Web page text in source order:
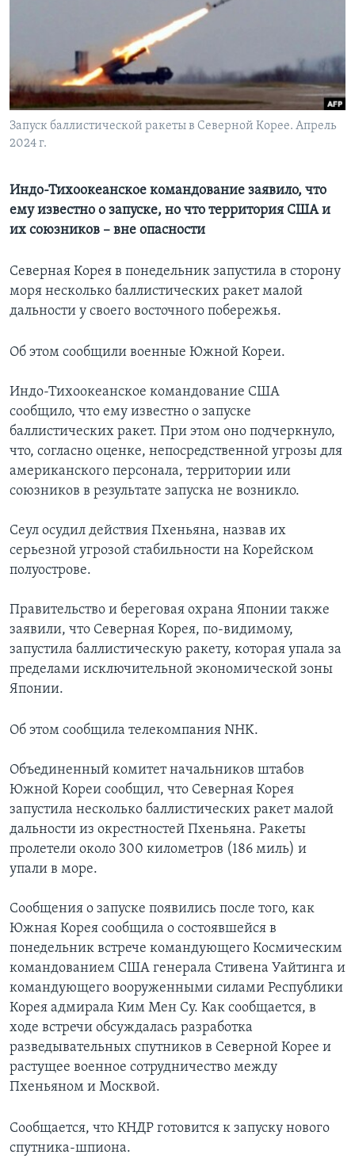
СОЦИАЛЬНЫЕ СЕТИ
Языки
Запуск баллистической ракеты в Северной Корее. Апрель
2024 г.
Индо-Тихоокеанское командование заявило, что
ему известно о запуске, но что территория США и
их союзников – вне опасности
Северная Корея в понедельник запустила в сторону
моря несколько баллистических ракет малой
дальности у своего восточного побережья.
Об этом сообщили военные Южной Кореи.
Индо-Тихоокеанское командование США
сообщило, что ему известно о запуске
баллистических ракет. При этом оно подчеркнуло,
что, согласно оценке, непосредственной угрозы для
американского персонала, территории или
союзников в результате запуска не возникло.
Сеул осудил действия Пхеньяна, назвав их
серьезной угрозой стабильности на Корейском
полуострове.
Правительство и береговая охрана Японии также
заявили, что Северная Корея, по-видимому,
запустила баллистическую ракету, которая упала за
пределами исключительной экономической зоны
Японии.
Об этом сообщила телекомпания NHK.
Объединенный комитет начальников штабов
Южной Кореи сообщил, что Северная Корея
запустила несколько баллистических ракет малой
дальности из окрестностей Пхеньяна. Ракеты
пролетели около 300 километров (186 миль) и
упали в море.
Сообщения о запуске появились после того, как
Южная Корея сообщила о состоявшейся в
понедельник встрече командующего Космическим
командованием США генерала Стивена Уайтинга и
командующего вооруженными силами Республики
Корея адмирала Ким Мен Су. Как сообщается, в
ходе встречи обсуждалась разработка
разведывательных спутников в Северной Корее и
растущее военное сотрудничество между
Пхеньяном и Москвой.
Сообщается, что КНДР готовится к запуску нового
спутника-шпиона.